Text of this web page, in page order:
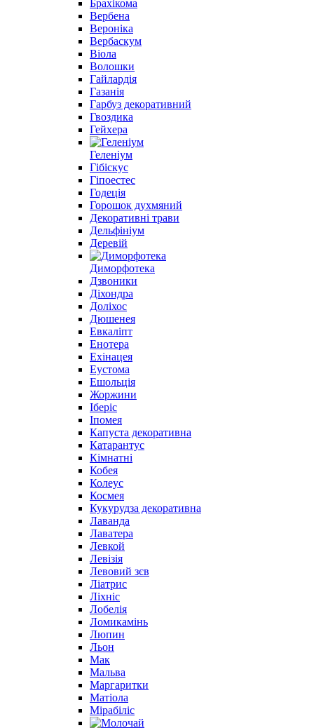
Брахікома
Вербена
Вероніка
Вербаскум
Віола
Волошки
Гайлардія
Газанія
Гарбуз декоративний
Гвоздика
Гейхера
Геленіум
Гібіскус
Гіпоестес
Годеція
Горошок духмяний
Декоративні трави
Дельфініум
Деревій
Диморфотека
Дзвоники
Діхондра
Доліхос
Дюшенея
Евкаліпт
Енотера
Ехінацея
Еустома
Ешольція
Жоржини
Іберіс
Іпомея
Капуста декоративна
Катарантус
Кімнатні
Кобея
Колеус
Космея
Кукурудза декоративна
Лаванда
Лаватера
Левкой
Левізія
Левовий зєв
Ліатрис
Ліхніс
Лобелія
Ломикамінь
Люпин
Льон
Мак
Мальва
Маргаритки
Матіола
Мірабіліс